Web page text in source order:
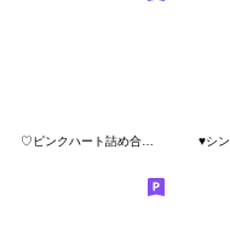
♡ピンクハート詰め合わせ♡